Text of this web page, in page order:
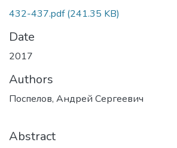
432-437.pdf(241.35 KB)
Date
2017
Authors
Поспелов, Андрей Сергеевич
Abstract